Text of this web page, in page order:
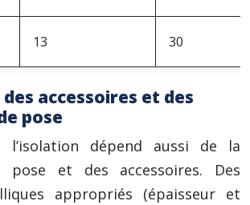
13 30
accessoires et des
pose
l’isolation dépend aussi de la
et des accessoires. Des
appropriés (épaisseur et